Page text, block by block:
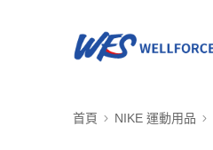
首頁 NIKE 運動用品